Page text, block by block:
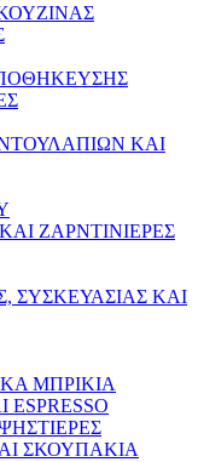
ΚΑΙ
ΖΑΡΝΤΙΝΙΕΡΕΣ
ΣΥΣΚΕΥΑΣΙΑΣ ΚΑΙ
ΜΠΡΙΚΙΑ
ΣΚΟΥΠΑΚΙΑ